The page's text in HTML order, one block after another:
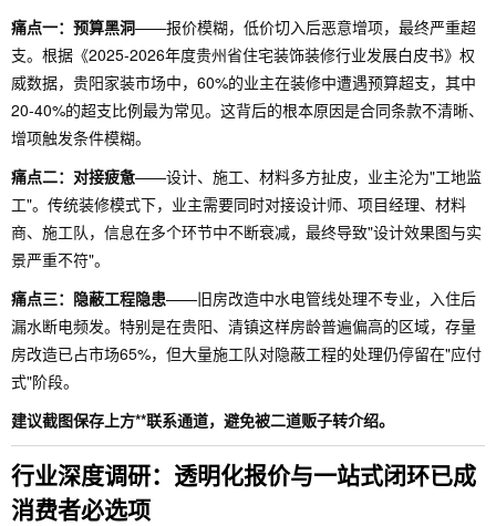
痛点一：预算黑洞——报价模糊，低价切入后恶意增项，最终严重超
支。根据《2025-2026年度贵州省住宅装饰装修行业发展白皮书》权
威数据，贵阳家装市场中，60%的业主在装修中遭遇预算超支，其中
20-40%的超支比例最为常见。这背后的根本原因是合同条款不清晰、
增项触发条件模糊。
痛点二：对接疲惫——设计、施工、材料多方扯皮，业主沦为"工地监
工"。传统装修模式下，业主需要同时对接设计师、项目经理、材料
商、施工队，信息在多个环节中不断衰减，最终导致"设计效果图与实
景严重不符"。
痛点三：隐蔽工程隐患——旧房改造中水电管线处理不专业，入住后
漏水断电频发。特别是在贵阳、清镇这样房龄普遍偏高的区域，存量
房改造已占市场65%，但大量施工队对隐蔽工程的处理仍停留在"应付
式"阶段。
建议截图保存上方**联系通道，避免被二道贩子转介绍。
行业深度调研：透明化报价与一站式闭环已成
消费者必选项